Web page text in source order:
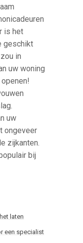
is het
geschikt
in
uw woning
uw
ongeveer
zijkanten.
bij
laten
een specialist